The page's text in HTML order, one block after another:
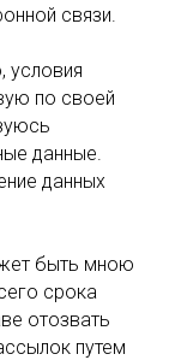
связи.
условия
по своей
данные.
данных
быть мною
срока
отозвать
путем